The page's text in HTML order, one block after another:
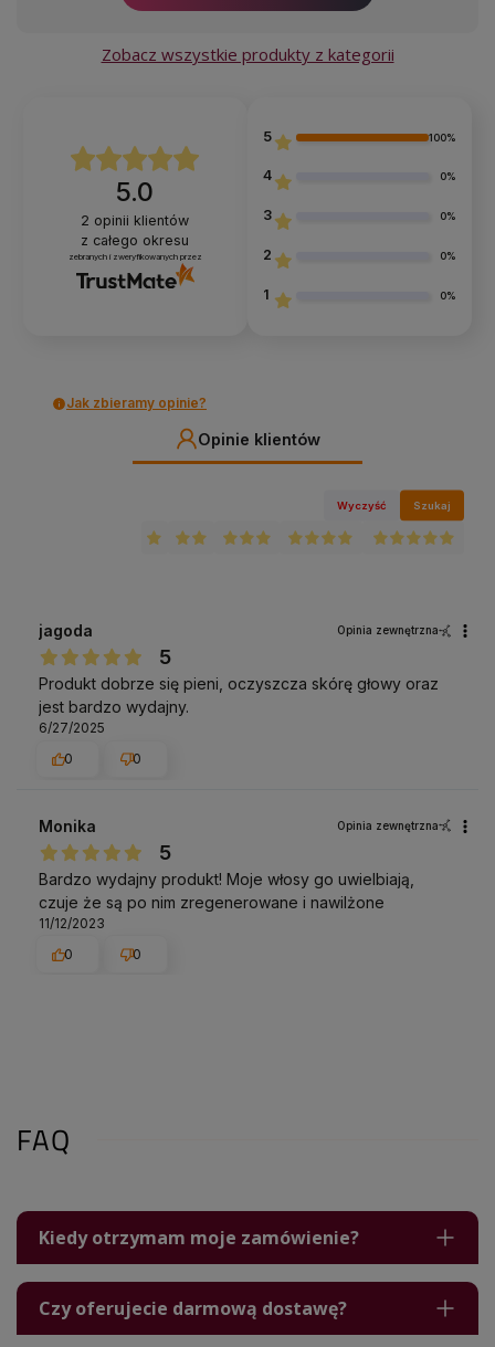
Zobacz wszystkie produkty z kategorii
5.0
2 opinii klientów
z całego okresu
zebranych i zweryfikowanych przez
5 100%
4 0%
3 0%
2 0%
1 0%
Jak zbieramy opinie?
Opinie klientów
Wyczyść Szukaj
jagoda Opinia zewnętrzna
5
Produkt dobrze się pieni, oczyszcza skórę głowy oraz
jest bardzo wydajny.
6/27/2025
0
0
Monika Opinia zewnętrzna
5
Bardzo wydajny produkt! Moje włosy go uwielbiają,
czuje że są po nim zregenerowane i nawilżone
11/12/2023
0
0
FAQ
Kiedy otrzymam moje zamówienie?
Czy oferujecie darmową dostawę?